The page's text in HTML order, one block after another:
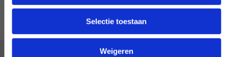
Selectie toestaan
Weigeren